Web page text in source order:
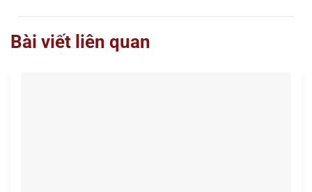
Bài viết liên quan